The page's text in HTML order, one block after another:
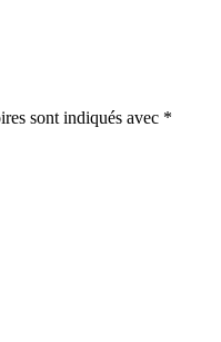
sont indiqués avec *